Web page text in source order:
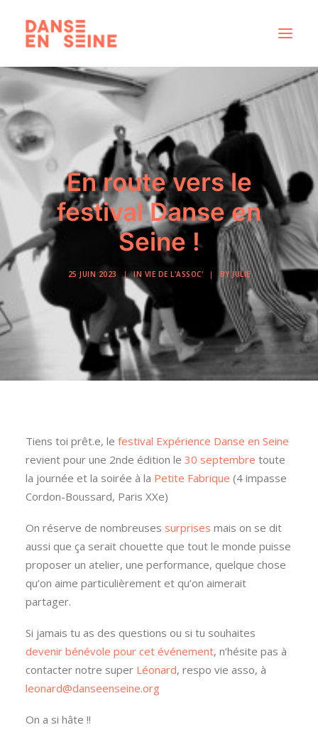
CRÉATIONS
DISPOSITIFS ARTISTIQUES
À PROPOS
NOUS REJOINDRE
ACTUS
RECHERCHE
En route vers le
festival Danse en
Seine !
25 JUIN 2023 | IN VIE DE L'ASSOC' | BYJULIE
Tiens toi prêt.e, le festival Expérience Danse en Seine
revient pour une 2nde édition le 30 septembre toute
la journée et la soirée à la Petite Fabrique (4 impasse
Cordon-Boussard, Paris XXe)
On réserve de nombreuses surprises mais on se dit
aussi que ça serait chouette que tout le monde puisse
proposer un atelier, une performance, quelque chose
qu’on aime particulièrement et qu’on aimerait
partager.
Si jamais tu as des questions ou si tu souhaites
devenir bénévole pour cet événement, n’hésite pas à
contacter notre super Léonard, respo vie asso, à
leonard@danseenseine.org
On a si hâte !!